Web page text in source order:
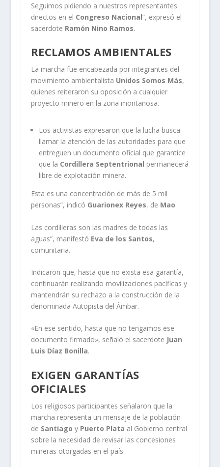
Seguimos pidiendo a nuestros representantes
directos en el Congreso Nacional”, expresó el
sacerdote Ramón Nino Ramos.
RECLAMOS AMBIENTALES
La marcha fue encabezada por integrantes del
movimiento ambientalista Unidos Somos Más,
quienes reiteraron su oposición a cualquier
proyecto minero en la zona montañosa.
Los activistas expresaron que la lucha busca
llamar la atención de las autoridades para que
entreguen un documento oficial que garantice
que la Cordillera Septentrional permanecerá
libre de explotación minera.
Esta es una concentración de más de 5 mil
personas”, indicó Guarionex Reyes, de Mao.
Las cordilleras son las madres de todas las
aguas”, manifestó Eva de los Santos,
comunitaria.
Indicaron que, hasta que no exista esa garantía,
continuarán realizando movilizaciones pacíficas y
mantendrán su rechazo a la construcción de la
denominada Autopista del Ámbar.
«En ese sentido, hasta que no tengamos ese
documento firmado», señaló el sacerdote Juan
Luis Díaz Bonilla.
EXIGEN GARANTÍAS
OFICIALES
Los religiosos participantes señalaron que la
marcha representa un mensaje de la población
de Santiago y Puerto Plata al Gobierno central
sobre la necesidad de revisar las concesiones
mineras otorgadas en el país.